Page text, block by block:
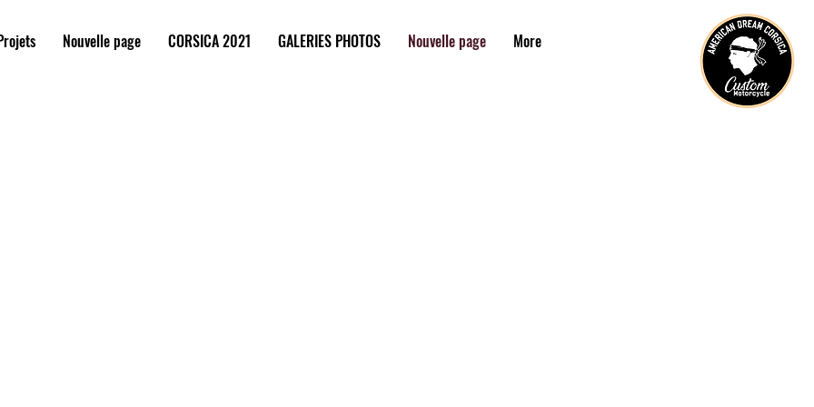
Nouvelle page CORSICA 2021 GALERIES PHOTOS Nouvelle page More